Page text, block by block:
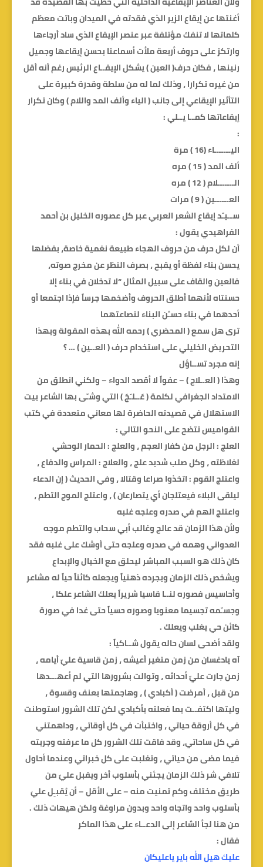
أغنتها عن إيقاع الزير الذي فقدته في الميدان وباتت معظم
كلماتها لا تنفك مؤتلفة عبر عنصر الإيقاع الذي ساد أرجاءها
وارتكز على حروف أربعة ملأت أسماعنا بحسن إيقاعها وجميل
رنينها ، فكان حرف( العين ) يشكل الإيقــاع الرئيس رغم أنه أقل
من غيره تكرارا ، وذلك لما له من سلطة وقدرة كبيرة على
التأثير الإيقاعي إلى جانب ( الياء وألف المد واللام ) وكان تكرار
إيقاعاتها كمــا يــلي :
:
اليـــــــاء (16 ) مرة
ألف المد ( 15 ) مره
الـــــــلام ( 12 ) مره
العــــــين ( 9 ) مرات
ســيـّد إيقاع الشعر العربي عبر كل عصوره الخليل بن أحمد
الفراهيدي يقول :
أن لكل حرف من حروف الهجاء طبيعة نغمية خاصة، بفضلها
يحسن بناء لفظة أو يقبح ، بصرف النظر عن مخرج صوته،
فالعين والقاف على سبيل المثال “لا تدخلان في بناء إلا
حسنتاه لأنهما أطلق الحروف وأضخمها جرساً فإذا اجتمعا أو
أحدهما في بناء حسـُن البناء لنصاعتهما
ترى هل سمع ( المحضري ) رحمه الله بهذه المقولة وبهذا
التحريض الخليلي على استخدام حرف ( العــين ) … ؟
إنه مجرد تســاؤل
وهذا ( العــلاج ) – عفواً لا أقصد الدواء – ولكني انطلق من
الامتداد الجغرافي لكلمة ( عَــلـَجَ ) التي وشـّى بها الشاعر بيت
الاستهلال في قصيدته الحاضرة لها معاني متعددة في كتب
القواميس تتضح على النحو التالي :
العلج : الرجل من كفار العجم ، والعلج : الحمار الوحشي
لغلاظته ، وكل صلب شديد علج ، والعلاج : المراس والدفاع ،
واعتلج القوم : اتخذوا صراعا وقتالا ، وفي الحديث ( إن الدعاء
ليلقى البلاء فيعتلجان أي يتصارعان ) ، واعتلج الموج التطم ،
واعتلج الهم في صدره وعلجه غلبه
ولأن هذا الزمان قد عالج وغالب أبي سحاب والتطم موجه
العدواني وهمه في صدره وعلجه حتى أوشك على غلبه فقد
كان ذلك هو السبب المباشر ليحلق مع الخيال والإبداع
ويشخص ذلك الزمان ويجرده ذهنياً ويجعله كائناً حياً له مشاعر
وأحاسيس فصوره لنــا قاسيا شريراً يعلك الشاعر علكا ،
وجسـّمه تجسيما معنويا وصوره حسياً حتى غدا في صورة
كائن حي يغلب ويعلك .
ولقد أضحى لسان حاله يقول شــاكياً :
آه يادغسان من زمن متغير أعيشه ، زمن قاسية عليّ أيامه ،
زمن جارت عليّ أحداثه ، وتوالت بشرورها التي لم أعهـــدها
من قبل ، أمرضت ( أكبادي ) ، وهاجمتها بعنف وقسوة ،
وليتها اكتفــت بما فعلته بأكبادي لكن تلك الشرور استوطنت
في كل أروقة حياتي ، واختبأت في كل أوقاتي ، وداهمتني
في كل ساحاتي، وقد فاقت تلك الشرور كل ما عرفته وجربته
فيما مضى من حياتي ، وتغلبت على كل خبراتي وعندما أحاول
تلافي شر ذلك الزمان يجئني بأسلوب أخر ويقبل عليّ من
طريق مختلف وكم تمنيت منه – على الأقل – أن يُقبـِل عليَ
بأسلوب واحد واتجاه واحد وبدون مراوغة ولكن هيهات ذلك .
من هنا لجأ الشاعر إلى الدعــاء على هذا الماكر
فقال :
عليك هيل الله باير ياعليكان